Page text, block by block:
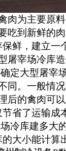
肉为主要原
吃到新鲜的
保鲜，建立一
屠宰场冷库造
定大型屠宰
同。一般情
后的禽肉可
省了运输成
冷库建多大
大小能计算